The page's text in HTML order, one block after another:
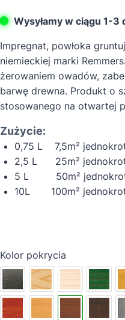
Wysyłamy w ciągu 1-3
Impregnat, powłoka
niemieckiej marki
żerowaniem owadów,
barwę drewna. Produkt o
stosowanego na otwartej
Zużycie:
0,75 L 7,5m²
2,5 L 25m²
5 L 50m²
10L 100m²
Kolor pokrycia